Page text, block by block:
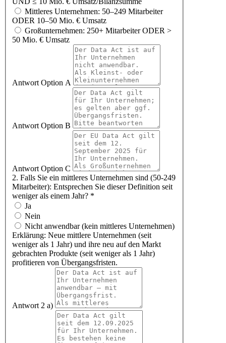
Mittleres Unternehmen: 50–249 Mitarbeiter
ODER 10–50 Mio. € Umsatz
Großunternehmen: 250+ Mitarbeiter ODER >
50 Mio. € Umsatz
Antwort Option A
Antwort Option B
Antwort Option C
2. Falls Sie ein mittleres Unternehmen sind (50-249
Mitarbeiter): Entsprechen Sie dieser Definition seit
weniger als einem Jahr? *
Ja
Nein
Nicht anwendbar (kein mittleres Unternehmen)
Erklärung: Neue mittlere Unternehmen (seit
weniger als 1 Jahr) und ihre neu auf den Markt
gebrachten Produkte (seit weniger als 1 Jahr)
profitieren von Übergangsfristen.
Antwort 2 a)